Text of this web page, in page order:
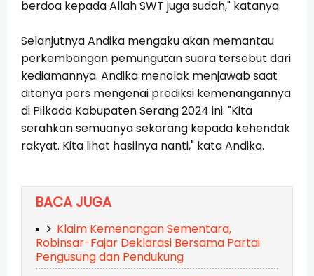
berdoa kepada Allah SWT juga sudah," katanya.
Selanjutnya Andika mengaku akan memantau
perkembangan pemungutan suara tersebut dari
kediamannya. Andika menolak menjawab saat
ditanya pers mengenai prediksi kemenangannya
di Pilkada Kabupaten Serang 2024 ini. "Kita
serahkan semuanya sekarang kepada kehendak
rakyat. Kita lihat hasilnya nanti," kata Andika.
BACA JUGA
Klaim Kemenangan Sementara,
Robinsar-Fajar Deklarasi Bersama Partai
Pengusung dan Pendukung